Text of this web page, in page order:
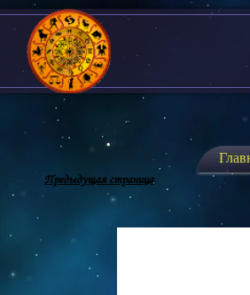
Предыдущая страница